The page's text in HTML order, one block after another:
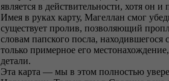
является в действительности, хотя он
Имея в руках карту, Магеллан смог
существует пролив, позволяющий
словам папского посла,
только примерное его
детали.
Эта карта — мы в этом полностью